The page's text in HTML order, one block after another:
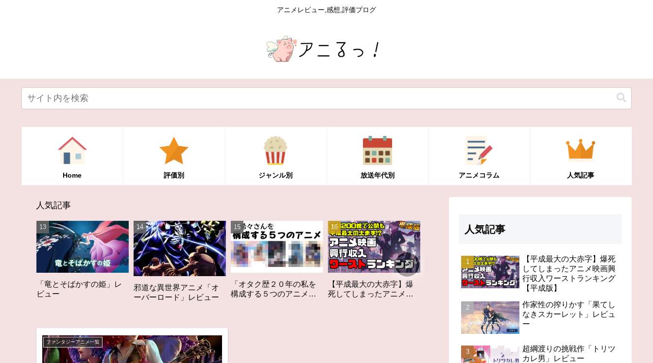
アニメレビュー,感想,評価ブログ
Home 評価別 ジャンル別 放送年代別 アニメコラム 人気記事
人気記事
邪道な異世界アニメ「オ
ーバーロード」レビュー
「オタク歴２０年の私を
構成する５つのアニメ」
アニメコラム #私を構成す
【平成最大の大赤字】爆
死してしまったアニメ映
作家性の搾りかす「果て
しなきスカーレット」レ
98分の無感動「未来のミ
ライ」レビュー
オタクが選ぶ！？日本の
アニメの歴史を変えたス
ゴいアニメ１４
ファンタジーアニメ一覧
人気記事
【平成最大の大赤字】爆死
してしまったアニメ映画興
行収入ワーストランキング
【平成版】
作家性の搾りかす「果てし
なきスカーレット」レビュ
ー
超綱渡りの挑戦作「トリツ
カレ男」レビュー